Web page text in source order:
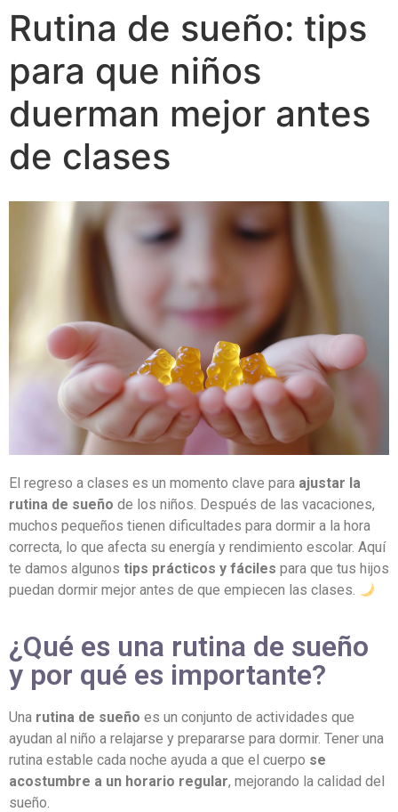
Rutina de sueño: tips
para que niños
duerman mejor antes
de clases
El regreso a clases es un momento clave para ajustar la
rutina de sueño de los niños. Después de las vacaciones,
muchos pequeños tienen dificultades para dormir a la hora
correcta, lo que afecta su energía y rendimiento escolar. Aquí
te damos algunos tips prácticos y fáciles para que tus hijos
puedan dormir mejor antes de que empiecen las clases.
¿Qué es una rutina de sueño
y por qué es importante?
Una rutina de sueño es un conjunto de actividades que
ayudan al niño a relajarse y prepararse para dormir. Tener una
rutina estable cada noche ayuda a que el cuerpo se
acostumbre a un horario regular, mejorando la calidad del
sueño.